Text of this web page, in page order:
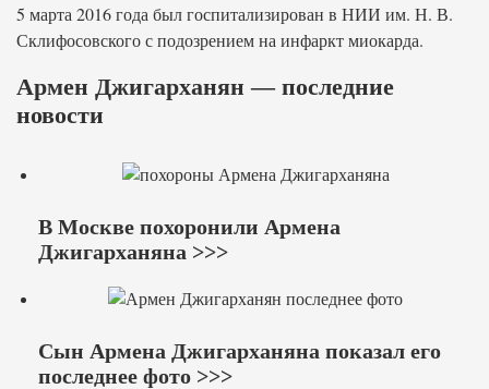
5 марта 2016 года был госпитализирован в НИИ им. Н. В.
Склифосовского с подозрением на инфаркт миокарда.
Армен Джигарханян — последние
новости
В Москве похоронили Армена
Джигарханяна >>>
Сын Армена Джигарханяна показал его
последнее фото >>>